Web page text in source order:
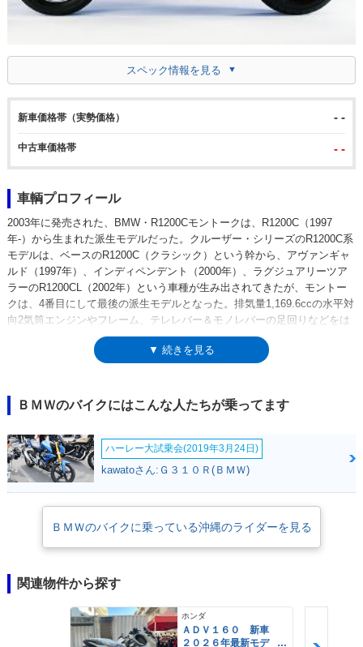
スペック情報を見る
新車価格帯（実勢価格） - -
中古車価格帯 - -
車輌プロフィール
2003年に発売された、BMW・R1200Cモントークは、R1200C（1997
年-）から生まれた派生モデルだった。クルーザー・シリーズのR1200C系
モデルは、ベースのR1200C（クラシック）という幹から、アヴァンギャ
ルド（1997年）、インディペンデント（2000年）、ラグジュアリーツア
ラーのR1200CL（2002年）という車種が生み出されてきたが、モントー
クは、4番目にして最後の派生モデルとなった。排気量1,169.6ccの水平対
向2気筒エンジンやフレーム、テレレバー＆モノレバーの足回りなどをは
シリーズ共通で、ホイールサイズはフロントが16インチ（リア15イン
チ）。これは、R1200CLと同じもの。というよりも、モントークそのもの
には、小さなウィンドシールドも装備されていた。なお、前述の通り、
R1200CLのカウルレス・バージョンながら、リアサスペンションユニット
を見えないようにするサイドカバーは、モントークにのみ装備されてい
た。※BMWのクルーザーモデルは、R12000C・シリーズのみで、2000年
代中頃までにラインナップから姿を消したが、2020年に、ヘリテイジス
タイルのクルーザーとして、R18が登場した。
▼ 続きを見る
ＢＭＷのバイクにはこんな人たちが乗ってます
ハーレー大試乗会(2019年3月24日)
kawatoさん:Ｇ３１０Ｒ(ＢＭＷ)
ＢＭＷのバイクに乗っている沖縄のライダーを見る
関連物件から探す
ホンダ
ＡＤＶ１６０ 新車
２０２６年最新モデ